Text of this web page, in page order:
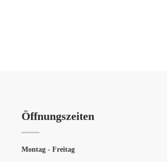
Öffnungszeiten
Montag - Freitag